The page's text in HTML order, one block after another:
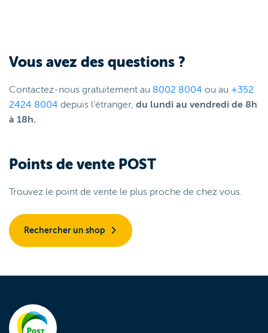
Vous avez des questions ?
Contactez-nous gratuitement au 8002 8004 ou au +352
2424 8004 depuis l'étranger, du lundi au vendredi de 8h
à 18h.
Points de vente POST
Trouvez le point de vente le plus proche de chez vous.
Rechercher un shop